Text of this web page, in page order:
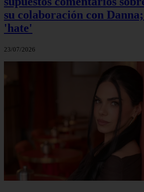
su colaboración con
'hate'
23/07/2026